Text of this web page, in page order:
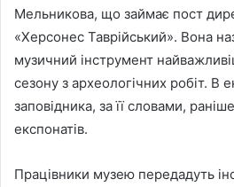
Мельникова, що займає пост
«Херсонес Таврійський». Вона
музичний інструмент
сезону з археологічних робіт. В
заповідника, за її словами,
експонатів.
Працівники музею передадуть